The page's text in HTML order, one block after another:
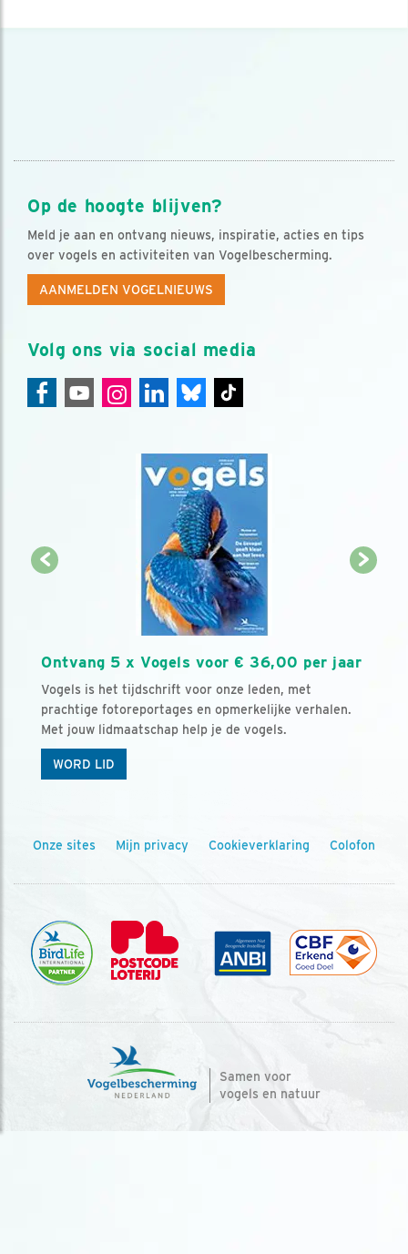
Op de hoogte blijven?
Meld je aan en ontvang nieuws, inspiratie, acties en tips
over vogels en activiteiten van Vogelbescherming.
AANMELDEN VOGELNIEUWS
Volg ons via social media
Ontvang 5 x Vogels voor € 36,00 per jaar
Vogels is het tijdschrift voor onze leden, met
prachtige fotoreportages en opmerkelijke verhalen.
Met jouw lidmaatschap help je de vogels.
WORD LID
Onze sites Mijn privacy Cookieverklaring Colofon
Samen voor
vogels en natuur